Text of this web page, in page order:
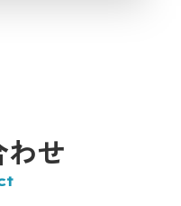
せ